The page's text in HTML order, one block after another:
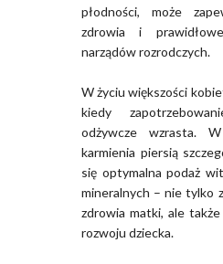
płodności, może
zdrowia i
narządów rozrodczych.
W życiu większości
kiedy
odżywcze wzrasta.
karmienia piersią
się optymalna podaż
mineralnych – nie tylko
zdrowia matki, ale
rozwoju dziecka.